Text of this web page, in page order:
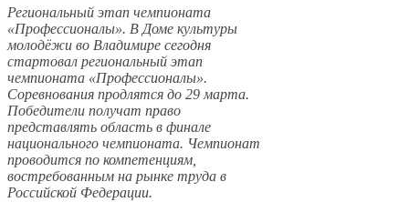
Региональный этап чемпионата
«Профессионалы». В Доме культуры
молодёжи во Владимире сегодня
стартовал региональный этап
чемпионата «Профессионалы».
Соревнования продлятся до 29 марта.
Победители получат право
представлять область в финале
национального чемпионата. Чемпионат
проводится по компетенциям,
востребованным на рынке труда в
Российской Федерации.